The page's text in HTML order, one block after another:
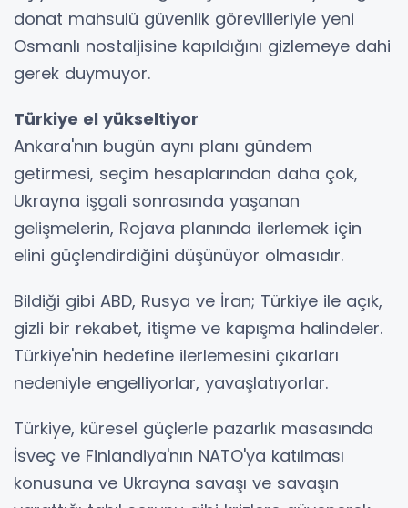
donat mahsulü güvenlik görevlileriyle yeni
Osmanlı nostaljisine kapıldığını gizlemeye dahi
gerek duymuyor.
Türkiye el yükseltiyor
Ankara'nın bugün aynı planı gündem
getirmesi, seçim hesaplarından daha çok,
Ukrayna işgali sonrasında yaşanan
gelişmelerin, Rojava planında ilerlemek için
elini güçlendirdiğini düşünüyor olmasıdır.
Bildiği gibi ABD, Rusya ve İran; Türkiye ile açık,
gizli bir rekabet, itişme ve kapışma halindeler.
Türkiye'nin hedefine ilerlemesini çıkarları
nedeniyle engelliyorlar, yavaşlatıyorlar.
Türkiye, küresel güçlerle pazarlık masasında
İsveç ve Finlandiya'nın NATO'ya katılması
konusuna ve Ukrayna savaşı ve savaşın